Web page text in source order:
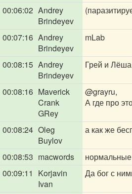
00:06:02 Andrey
Brindeyev
00:07:16 Andrey
Brindeyev
mLab
00:08:15 Andrey
Brindeyev
Грей и
00:08:16 Maverick
Crank
GRey
@grayru,
А где про
00:08:24 Oleg
Buylov
а как же
00:08:53 macwords
00:09:11
Korjavin
Ivan
Да бог с